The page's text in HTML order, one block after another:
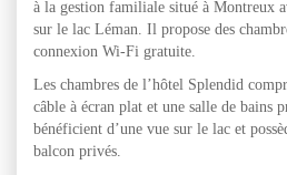
à la gestion familiale situé à Montreux
sur le lac Léman. Il propose des
connexion Wi-Fi gratuite.
Les chambres de l’hôtel Splendid
câble à écran plat et une salle de bains
bénéficient d’une vue sur le lac et
balcon privés.